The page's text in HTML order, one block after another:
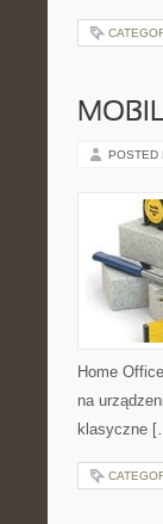
POSTED
Home
na
klasyczne